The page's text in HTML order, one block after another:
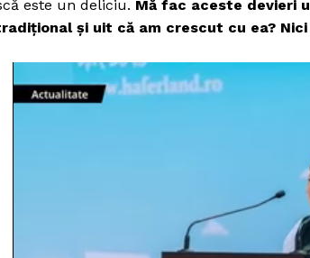
este un deliciu. Mă fac aceste devieri
și uit că am crescut cu ea? Nici